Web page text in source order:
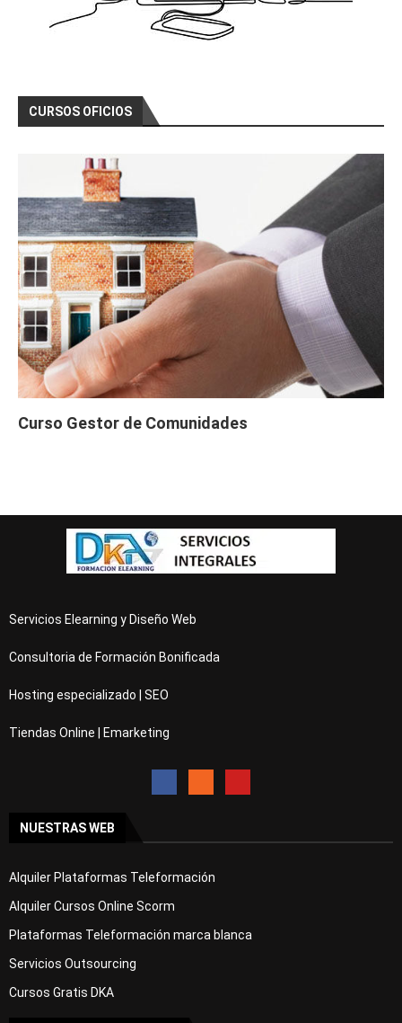
CURSOS OFICIOS
Curso Gestor de Comunidades
Servicios Elearning y Diseño Web
Consultoria de Formación Bonificada
Hosting especializado | SEO
Tiendas Online | Emarketing
NUESTRAS WEB
Alquiler Plataformas Teleformación
Alquiler Cursos Online Scorm
Plataformas Teleformación marca blanca
Servicios Outsourcing
Cursos Gratis DKA